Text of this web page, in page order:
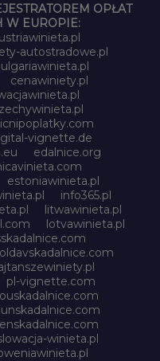
OPŁAT
W EUROPIE:
autostradowe.pl
cenawiniety.pl
vignette.de
edalnice.org
estoniawinieta.pl
info365.pl
litwawinieta.pl
lotvawinieta.pl
pl-vignette.com
winieta.pl